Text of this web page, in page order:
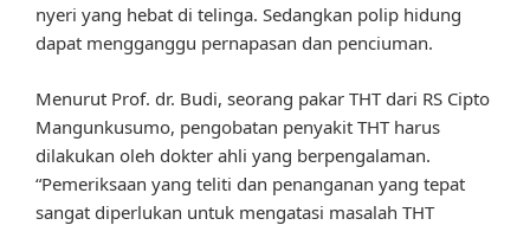
nyeri yang hebat di telinga. Sedangkan polip hidung
dapat mengganggu pernapasan dan penciuman.
Menurut Prof. dr. Budi, seorang pakar THT dari RS Cipto
Mangunkusumo, pengobatan penyakit THT harus
dilakukan oleh dokter ahli yang berpengalaman.
“Pemeriksaan yang teliti dan penanganan yang tepat
sangat diperlukan untuk mengatasi masalah THT